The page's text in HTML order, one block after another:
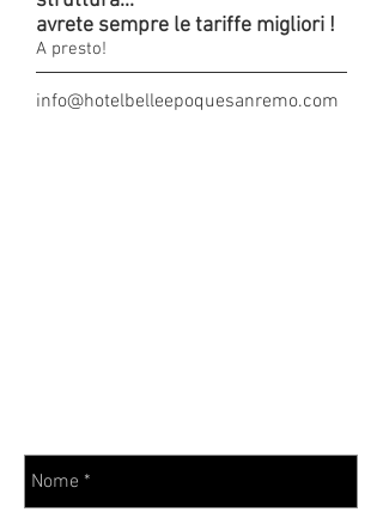
avrete sempre le tariffe migliori !
A presto!
info@hotelbelleepoquesanremo.com